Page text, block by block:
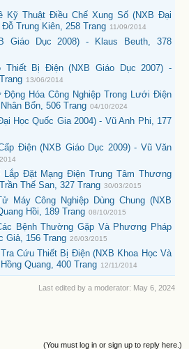
Kỹ Thuật Điều Chế Xung Số (NXB Đại
Trung Kiên, 258 Trang 11/09/2014
Giáo Dục 2008) - Klaus Beuth, 378
Thiết Bị Điện (NXB Giáo Dục 2007) -
13/06/2014
Hóa Công Nghiệp Trong Lưới Điện
Bổn, 506 Trang 04/10/2024
Học Quốc Gia 2004) - Vũ Anh Phi, 177
Điện (NXB Giáo Dục 2009) - Vũ Văn
Lắp Đặt Mạng Điện Trung Tâm Thương
Thế San, 327 Trang 30/03/2015
Máy Công Nghiệp Dùng Chung (NXB
Hồi, 189 Trang 08/10/2015
Bệnh Thường Gặp Và Phương Pháp
Giả, 156 Trang 26/03/2015
Cứu Thiết Bị Điện (NXB Khoa Học Và
Quang, 400 Trang 12/11/2014
Last edited by a moderator: May 6, 2024
(You must log in or sign up to reply here.)